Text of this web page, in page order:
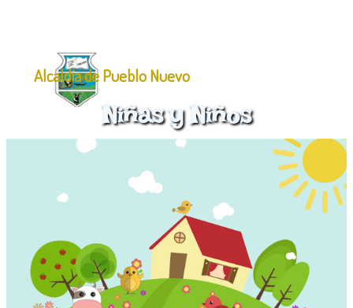
Alcaldía de Pueblo Nuevo
Niñas y Niños